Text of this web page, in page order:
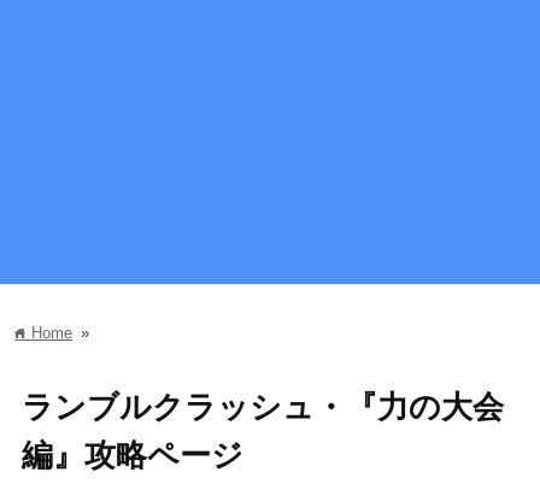
home Home »
ランブルクラッシュ・『力の大会
編』攻略ページ